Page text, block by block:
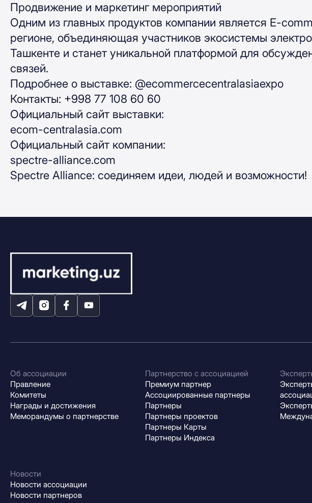
Продвижение и маркетинг мероприятий
Одним из главных продуктов компании является E-
регионе, объединяющая участников экосистемы
Ташкенте и станет уникальной платформой для
связей.
Подробнее о выставке: @ecommercecentralasiaexpo
Контакты: +998 77 108 60 60
Официальный сайт выставки:
ecom-centralasia.com
Официальный сайт компании:
spectre-alliance.com
Spectre Alliance: соединяем идеи, людей и возможности!
Об ассоциации
Правление
Комитеты
Награды и достижения
Меморандумы о партнерстве
Партнерство с ассоциацией
Премиум партнер
Ассоциированные партнеры
Партнеры
Партнеры проектов
Партнеры Карты
Партнеры Индекса
Новости
Новости ассоциации
Новости партнеров